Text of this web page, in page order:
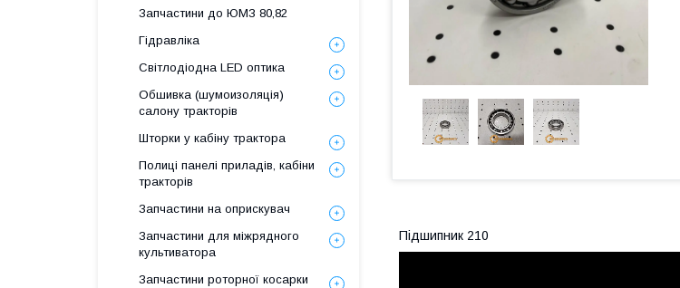
Підшипник 210
Запчастини до ЮМЗ 80,82
Гідравліка
Світлодіодна LED оптика
Обшивка (шумоизоляція)
салону тракторів
Шторки у кабіну трактора
Полиці панелі приладів, кабіни
тракторів
Запчастини на оприскувач
Запчастини для міжрядного
культиватора
Запчастини роторної косарки